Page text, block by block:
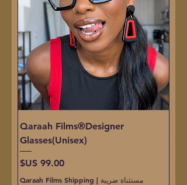
Qaraah Films®Designer
Glasses(Unisex)
السعر
مستثناة ضريبة |
Qaraah Films Shipping